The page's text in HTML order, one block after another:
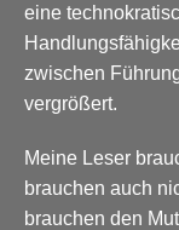
eine
zwischen
vergrößert.
Meine Leser
brauchen auch
brauchen den